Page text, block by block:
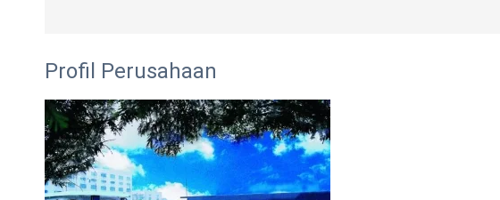
Profil Perusahaan